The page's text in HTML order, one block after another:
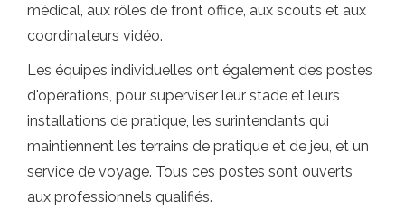
médical, aux rôles de front office, aux scouts et aux
coordinateurs vidéo.
Les équipes individuelles ont également des postes
d'opérations, pour superviser leur stade et leurs
installations de pratique, les surintendants qui
maintiennent les terrains de pratique et de jeu, et un
service de voyage. Tous ces postes sont ouverts
aux professionnels qualifiés.